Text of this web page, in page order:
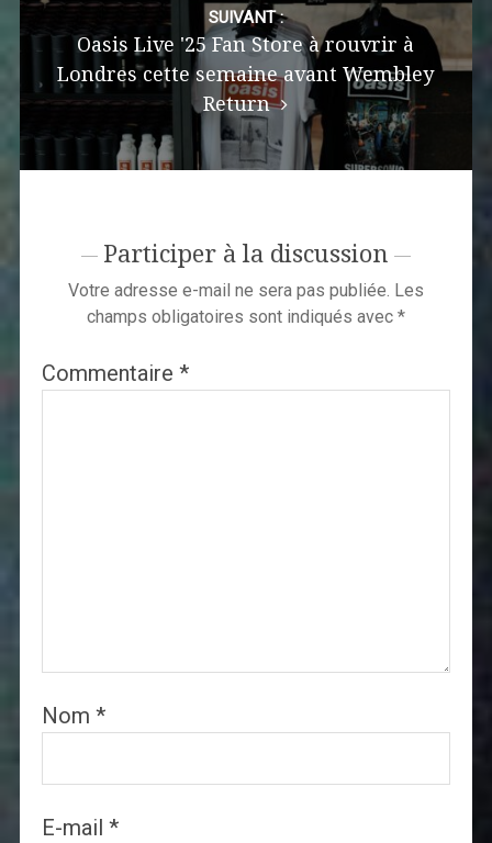
SUIVANT :
Oasis Live '25 Fan Store à rouvrir à
Londres cette semaine avant Wembley
Return
Participer à la discussion
Votre adresse e-mail ne sera pas publiée. Les
champs obligatoires sont indiqués avec *
Commentaire *
Nom *
E-mail *